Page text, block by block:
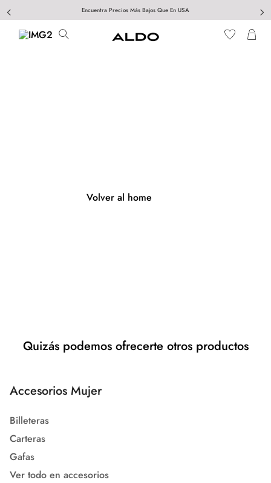
Encuentra Precios Más Bajos Que En USA
Volver al home
Quizás podemos ofrecerte otros productos
Accesorios Mujer
Billeteras
Carteras
Gafas
Ver todo en accesorios